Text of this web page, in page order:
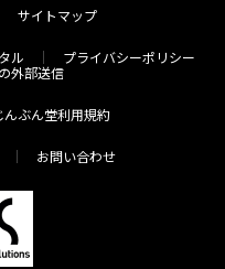
サイトマップ
ル
プライバシーポリシー
外部送信
んぶん堂利用規約
お問い合わせ